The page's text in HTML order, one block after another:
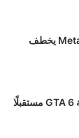
ريميك غير رسمي لـ Metal Gear Solid يخطف
هل تخطط Take-Two لتشغيل لعبة GTA 6 مستقبلًا